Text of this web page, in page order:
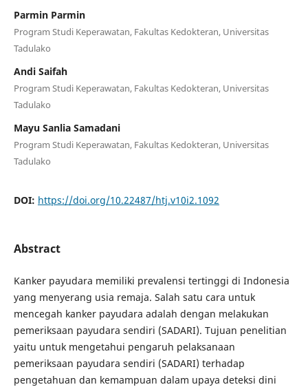
Parmin Parmin
Program Studi Keperawatan, Fakultas Kedokteran, Universitas
Tadulako
Andi Saifah
Program Studi Keperawatan, Fakultas Kedokteran, Universitas
Tadulako
Mayu Sanlia Samadani
Program Studi Keperawatan, Fakultas Kedokteran, Universitas
Tadulako
DOI: https://doi.org/10.22487/htj.v10i2.1092
Abstract
Kanker payudara memiliki prevalensi tertinggi di Indonesia
yang menyerang usia remaja. Salah satu cara untuk
mencegah kanker payudara adalah dengan melakukan
pemeriksaan payudara sendiri (SADARI). Tujuan penelitian
yaitu untuk mengetahui pengaruh pelaksanaan
pemeriksaan payudara sendiri (SADARI) terhadap
pengetahuan dan kemampuan dalam upaya deteksi dini